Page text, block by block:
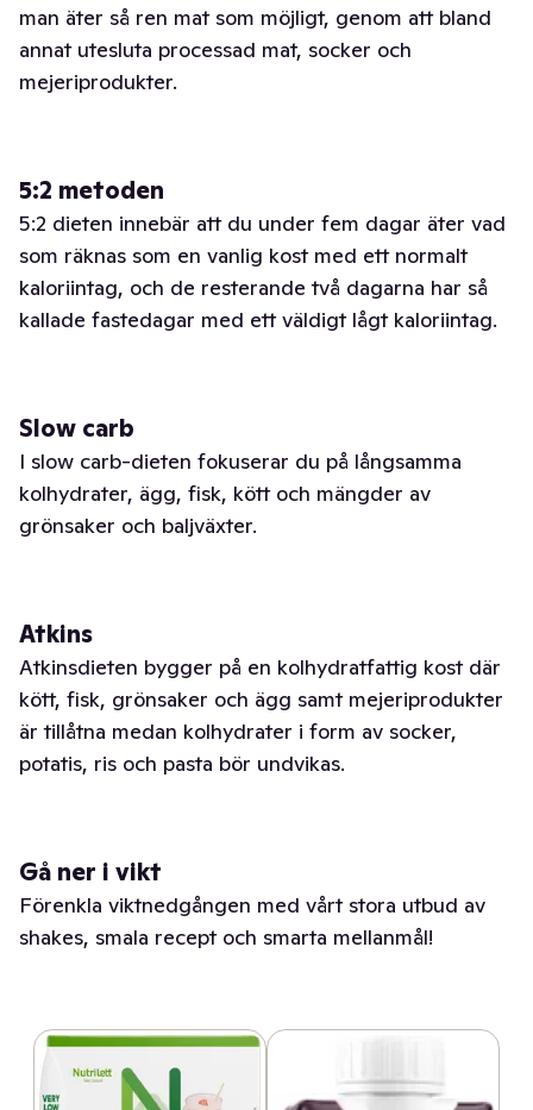
man äter så ren mat som möjligt, genom att bland
annat utesluta processad mat, socker och
mejeriprodukter.
5:2 metoden
5:2 dieten innebär att du under fem dagar äter vad
som räknas som en vanlig kost med ett normalt
kaloriintag, och de resterande två dagarna har så
kallade fastedagar med ett väldigt lågt kaloriintag.
Slow carb
I slow carb-dieten fokuserar du på långsamma
kolhydrater, ägg, fisk, kött och mängder av
grönsaker och baljväxter.
Atkins
Atkinsdieten bygger på en kolhydratfattig kost där
kött, fisk, grönsaker och ägg samt mejeriprodukter
är tillåtna medan kolhydrater i form av socker,
potatis, ris och pasta bör undvikas.
Gå ner i vikt
Förenkla viktnedgången med vårt stora utbud av
shakes, smala recept och smarta mellanmål!